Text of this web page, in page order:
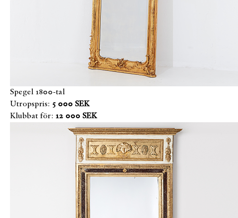
Spegel 1800-tal
Utropspris: 5 000 SEK
Klubbat för: 12 000 SEK